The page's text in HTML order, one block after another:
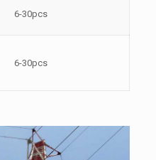
6-30pcs
6-30pcs